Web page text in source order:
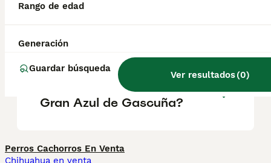
Rango de edad
Generación
Guardar búsqueda
Ver resultados(0)
azul de gascuña?
¿Cómo es el carácter del
Gran Azul de Gascuña?
Perros Cachorros En Venta
Chihuahua en venta